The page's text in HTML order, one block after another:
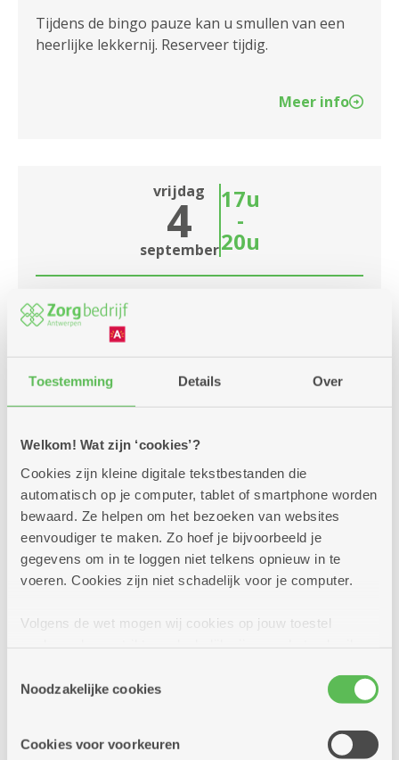
Toestemming Details Over
Welkom! Wat zijn ‘cookies’?
Cookies zijn kleine digitale tekstbestanden die
automatisch op je computer, tablet of smartphone worden
bewaard. Ze helpen om het bezoeken van websites
eenvoudiger te maken. Zo hoef je bijvoorbeeld je
gegevens om in te loggen niet telkens opnieuw in te
voeren. Cookies zijn niet schadelijk voor je computer.
Volgens de wet mogen wij cookies op jouw toestel
cookies hebben we jouw toestemming nodig. Sommige
cookies worden geplaatst door derde partijen die een
informatie over jouw (geanonimiseerd) gebruik van onze
Noodzakelijke cookies
Cookies voor voorkeuren
Tijdens de bingo pauze kan u smullen van een
heerlijke lekkernij. Reserveer tijdig.
Meer info
vrijdag
4
september
17u
-
20u
Reis rond de wereld: Portugal
Dienstencentrum Silsburg
Onze culinaire reis gaat verder naar Portugal.
Meer info
maandag
7
september
10u
11u30
Dienstencentrum Silsburg